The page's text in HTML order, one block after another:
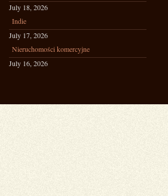
July 18, 2026
Indie
July 17, 2026
Nieruchomości komercyjne
July 16, 2026